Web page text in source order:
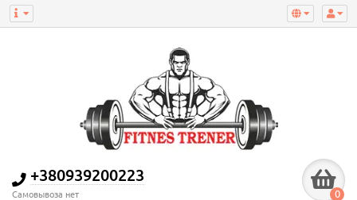
+380939200223
Самовывоза нет 0